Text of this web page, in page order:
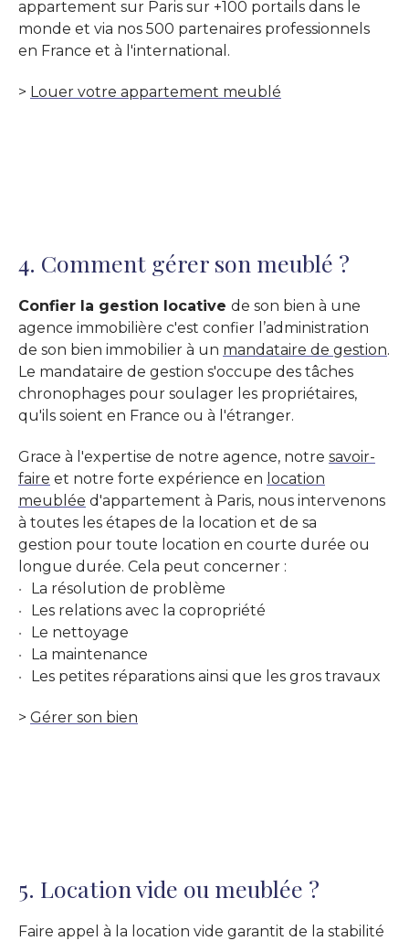
appartement sur Paris sur +100 portails dans le
monde et via nos 500 partenaires professionnels
en France et à l'international.
> Louer votre appartement meublé
4. Comment gérer son meublé ?
Confier la gestion locative de son bien à une
agence immobilière c'est confier l’administration
de son bien immobilier à un mandataire de gestion.
Le mandataire de gestion s'occupe des tâches
chronophages pour soulager les propriétaires,
qu'ils soient en France ou à l'étranger.
Grace à l'expertise de notre agence, notre savoir-
faire et notre forte expérience en location
meublée d'appartement à Paris, nous intervenons
à toutes les étapes de la location et de sa
gestion pour toute location en courte durée ou
longue durée. Cela peut concerner :
La résolution de problème
Les relations avec la copropriété
Le nettoyage
La maintenance
Les petites réparations ainsi que les gros travaux
> Gérer son bien
5. Location vide ou meublée ?
Faire appel à la location vide garantit de la stabilité